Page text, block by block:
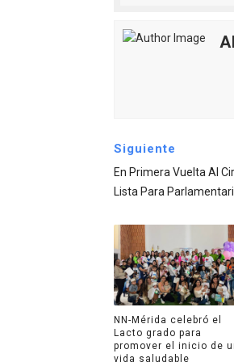
Siguiente
En Primera Vuelta Al
Lista Para
NN-Mérida celebró el
Lacto grado para
promover el inicio de
vida saludable